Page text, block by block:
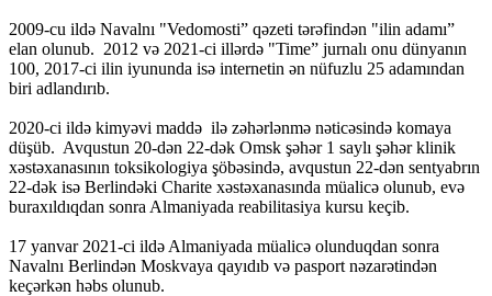
2009-cu ildə Navalnı "Vedomosti” qəzeti tərəfindən "ilin adamı”
elan olunub. 2012 və 2021-ci illərdə "Time” jurnalı onu dünyanın
100, 2017-ci ilin iyununda isə internetin ən nüfuzlu 25 adamından
biri adlandırıb.
2020-ci ildə kimyəvi maddə ilə zəhərlənmə nəticəsində komaya
düşüb. Avqustun 20-dən 22-dək Omsk şəhər 1 saylı şəhər klinik
xəstəxanasının toksikologiya şöbəsində, avqustun 22-dən sentyabrın
22-dək isə Berlindəki Charite xəstəxanasında müalicə olunub, evə
buraxıldıqdan sonra Almaniyada reabilitasiya kursu keçib.
17 yanvar 2021-ci ildə Almaniyada müalicə olunduqdan sonra
Navalnı Berlindən Moskvaya qayıdıb və pasport nəzarətindən
keçərkən həbs olunub.